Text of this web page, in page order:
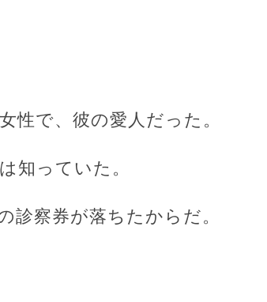
性で、彼の愛人だった。
知っていた。
診察券が落ちたからだ。